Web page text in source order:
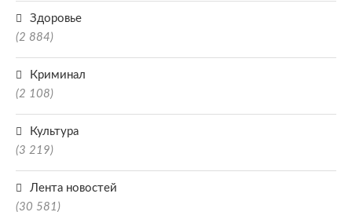
Здоровье
(2 884)
Криминал
(2 108)
Культура
(3 219)
Лента новостей
(30 581)